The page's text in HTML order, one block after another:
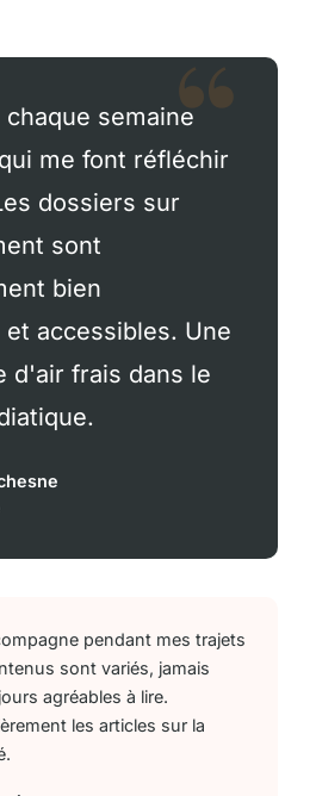
semaine
me font réfléchir
dossiers sur
sont
bien
accessibles. Une
d'air frais dans le
pendant mes trajets
sont variés, jamais
agréables à lire.
les articles sur la